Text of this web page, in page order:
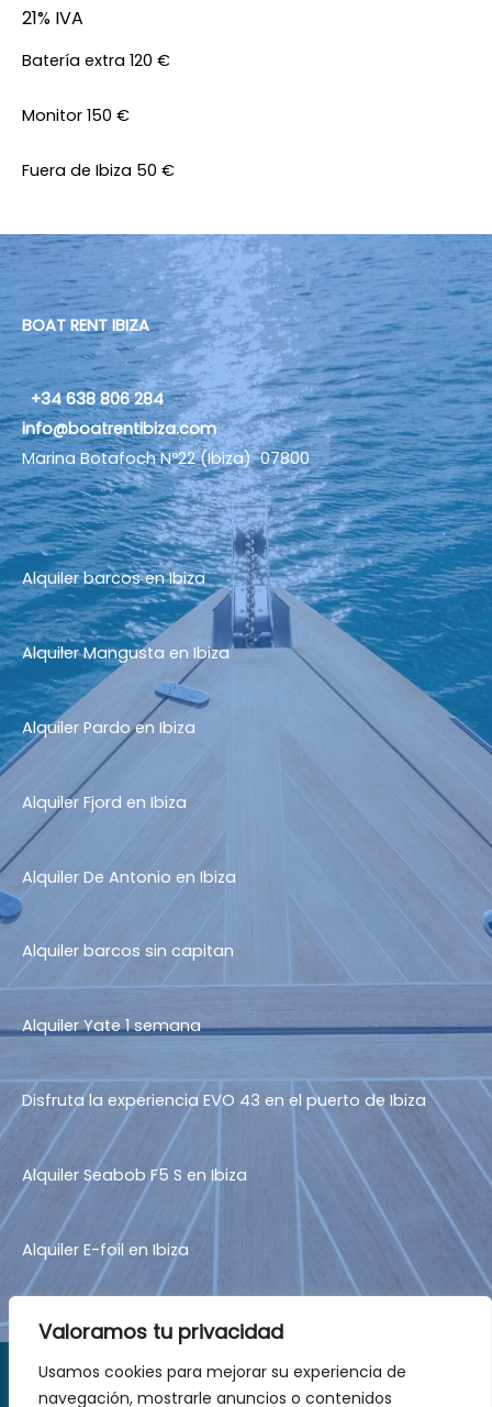
Valoramos tu privacidad
Usamos cookies para mejorar su experiencia de
navegación, mostrarle anuncios o contenidos
21% IVA
Batería extra 120 €
Monitor 150 €
Fuera de Ibiza 50 €
BOAT RENT IBIZA
+34 638 806 284
info@boatrentibiza.com
Marina Botafoch Nº22 (Ibiza) 07800
Alquiler barcos en Ibiza
Alquiler Mangusta en Ibiza
Alquiler Pardo en Ibiza
Alquiler Fjord en Ibiza
Alquiler De Antonio en Ibiza
Alquiler barcos sin capitan
Alquiler Yate 1 semana
Disfruta la experiencia EVO 43 en el puerto de Ibiza
Alquiler Seabob F5 S en Ibiza
Alquiler E-foil en Ibiza
Política de cookies
Política de privacidad